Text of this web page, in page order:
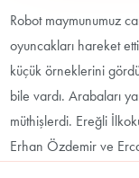
Robot maymunumuz
oyuncakları hareket
küçük örneklerini
bile vardı. Arabaları
müthişlerdi. Ereğli
Erhan Özdemir ve